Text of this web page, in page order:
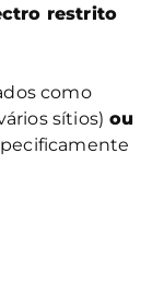
restrito
como
sítios) ou